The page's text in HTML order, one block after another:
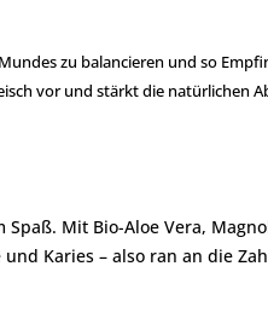
zu balancieren und so
vor und stärkt die natürlichen
Mit Bio-Aloe Vera,
Karies – also ran an die